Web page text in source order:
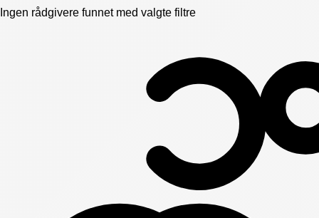
Ingen rådgivere funnet med valgte filtre